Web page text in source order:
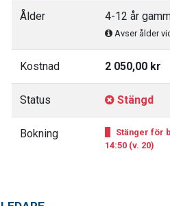
Ålder 4-12 år
Avser ålder
Kostnad 2 050,00 kr
Status Stängd
Bokning
Stänger för
14:50 (v. 20)